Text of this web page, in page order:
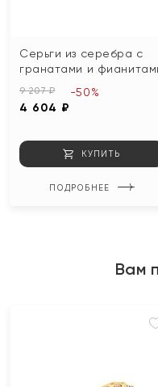
Серьги из серебра с
гранатами и
9 207 ₽
4 604 ₽
-50%
КУПИТЬ
ПОДРОБНЕЕ
Вам